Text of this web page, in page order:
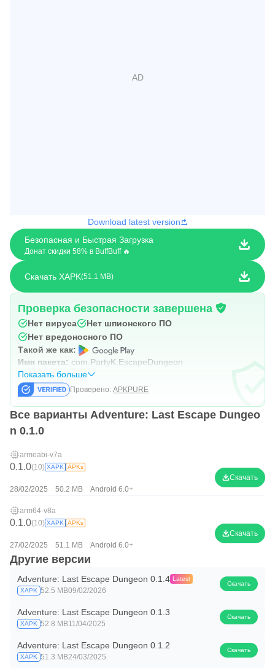
Download latest version
Безопасная и Быстрая Загрузка
Донат скидки 58% в BuffBuff 🔥
Скачать XAPK 51.1 MB
Проверка безопасности завершена
Нет вируса
Нет шпионского ПО
Нет вредоносного ПО
Такой же как:
Имя пакета: com.PartyK.EscapeDungeon
Показать больше
Проверено: APKPURE
Все варианты Adventure: Last Escape Dungeo
n 0.1.0
armeabi-v7a
0.1.0(10) XAPK APKs
28/02/2025 50.2 MB Android 6.0+
Скачать
arm64-v8a
0.1.0(10) XAPK APKs
27/02/2025 51.1 MB Android 6.0+
Скачать
Другие версии
Adventure: Last Escape Dungeon 0.1.4 Latest
XAPK 52.5 MB09/02/2026
Скачать
Adventure: Last Escape Dungeon 0.1.3
XAPK 52.8 MB11/04/2025
Скачать
Adventure: Last Escape Dungeon 0.1.2
XAPK 51.3 MB24/03/2025
Скачать